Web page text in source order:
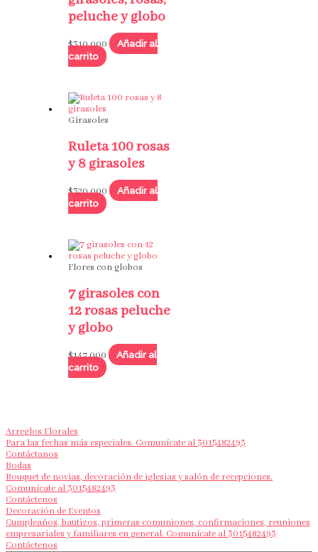
peluche y globo
$310,000
Añadir al
carrito
Girasoles
Ruleta 100 rosas
y 8 girasoles
$320,000
Añadir al
carrito
Flores con globos
7 girasoles con
12 rosas peluche
y globo
$147,000
Añadir al
carrito
Arreglos Florales
Para las fechas más especiales. Comunícate al 3015482493
Contáctanos
Bodas
Bouquet de novias, decoración de iglesias y salón de recepciones.
Comunícate al 3015482493
Contáctenos
Decoración de Eventos
Cumpleaños, bautizos, primeras comuniones, confirmaciones, reuniones
empresariales y familiares en general. Comunícate al 3015482493
Contáctenos